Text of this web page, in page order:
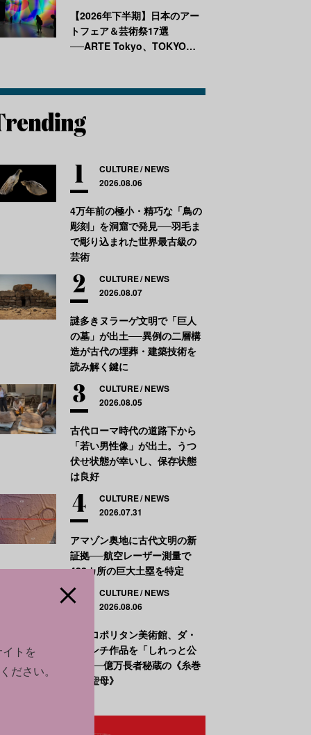
【2026年下半期】日本のアー
トフェア＆芸術祭17選
──ARTE Tokyo、TOKYO
CULTURE NEWS
2026.08.06
4万年前の極小・精巧な「鳥の
彫刻」を洞窟で発見──羽毛ま
で彫り込まれた世界最古級の
芸術
CULTURE NEWS
2026.08.07
謎多きヌラーゲ文明で「巨人
の墓」が出土──異例の二層構
造が古代の埋葬・建築技術を
読み解く鍵に
CULTURE NEWS
2026.08.05
古代ローマ時代の道路下から
「若い男性像」が出土。うつ
伏せ状態が幸いし、保存状態
は良好
CULTURE NEWS
2026.07.31
アマゾン奥地に古代文明の新
証拠──航空レーザー測量で
432カ所の巨大土塁を特定
CULTURE NEWS
2026.08.06
メトロポリタン美術館、ダ・
ヴィンチ作品を「しれっと公
開」──億万長者秘蔵の《糸巻
きの聖母》
トを
ださい。